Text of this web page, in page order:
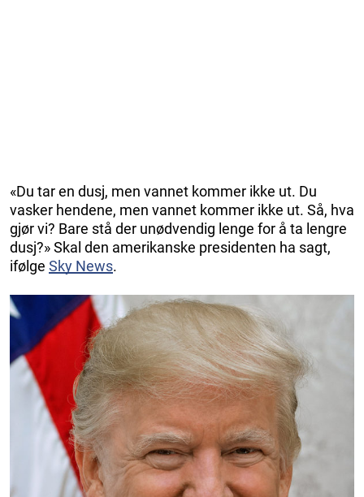
«Du tar en dusj, men vannet kommer ikke ut. Du
vasker hendene, men vannet kommer ikke ut. Så, hva
gjør vi? Bare stå der unødvendig lenge for å ta lengre
dusj?» Skal den amerikanske presidenten ha sagt,
ifølge Sky News.